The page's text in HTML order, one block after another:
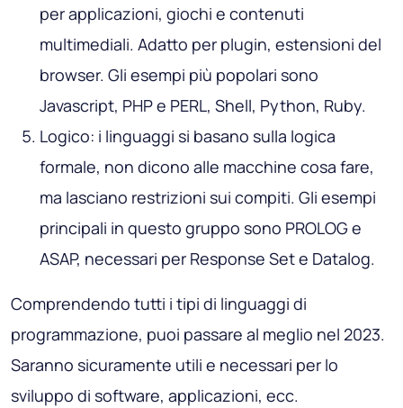
per applicazioni, giochi e contenuti
multimediali. Adatto per plugin, estensioni del
browser. Gli esempi più popolari sono
Javascript, PHP e PERL, Shell, Python, Ruby.
Logico: i linguaggi si basano sulla logica
formale, non dicono alle macchine cosa fare,
ma lasciano restrizioni sui compiti. Gli esempi
principali in questo gruppo sono PROLOG e
ASAP, necessari per Response Set e Datalog.
Comprendendo tutti i tipi di linguaggi di
programmazione, puoi passare al meglio nel 2023.
Saranno sicuramente utili e necessari per lo
sviluppo di software, applicazioni, ecc.